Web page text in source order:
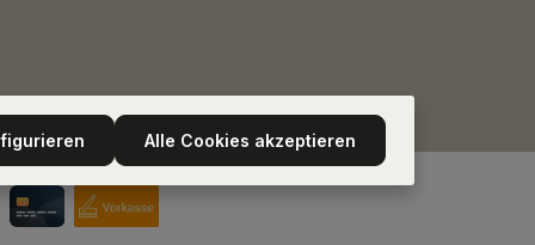
Alle Cookies akzeptieren